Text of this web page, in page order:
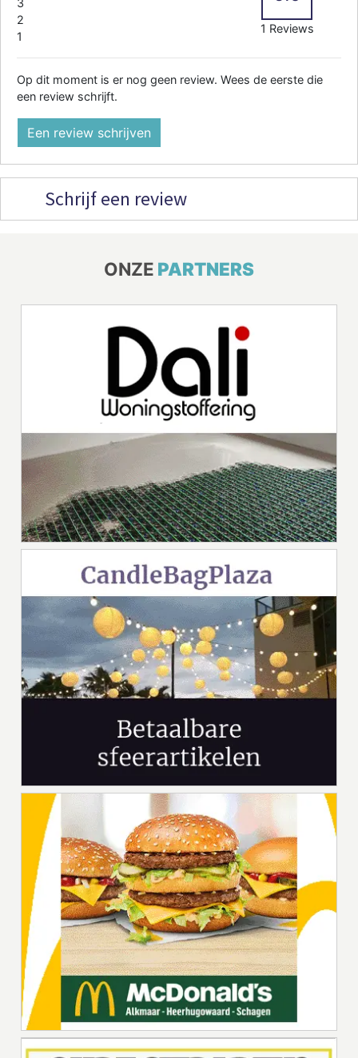
3
2
1
1 Reviews
Op dit moment is er nog geen review. Wees de eerste die
een review schrijft.
Een review schrijven
Schrijf een review
ONZE PARTNERS